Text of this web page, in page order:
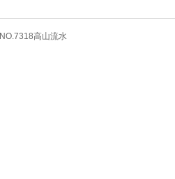
NO.7318高山流水